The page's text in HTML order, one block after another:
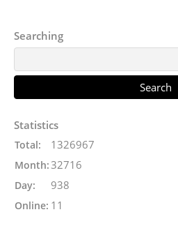
Searching
Statistics
Online: 11
Total: 1326967
Month:32716
Day: 938